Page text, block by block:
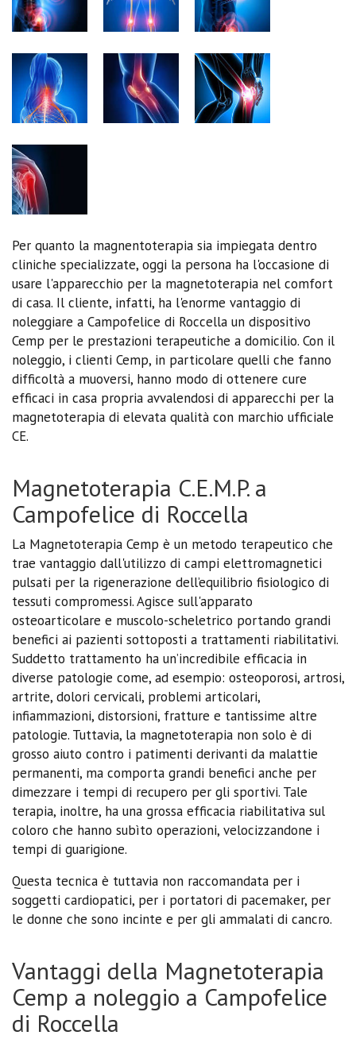
Per quanto la magnentoterapia sia impiegata dentro
cliniche specializzate, oggi la persona ha l'occasione di
usare l'apparecchio per la magnetoterapia nel comfort
di casa. Il cliente, infatti, ha l'enorme vantaggio di
noleggiare a Campofelice di Roccella un dispositivo
Cemp per le prestazioni terapeutiche a domicilio. Con il
noleggio, i clienti Cemp, in particolare quelli che fanno
difficoltà a muoversi, hanno modo di ottenere cure
efficaci in casa propria avvalendosi di apparecchi per la
magnetoterapia di elevata qualità con marchio ufficiale
CE.
Magnetoterapia C.E.M.P. a
Campofelice di Roccella
La Magnetoterapia Cemp è un metodo terapeutico che
trae vantaggio dall'utilizzo di campi elettromagnetici
pulsati per la rigenerazione dell’equilibrio fisiologico di
tessuti compromessi. Agisce sull'apparato
osteoarticolare e muscolo-scheletrico portando grandi
benefici ai pazienti sottoposti a trattamenti riabilitativi.
Suddetto trattamento ha un’incredibile efficacia in
diverse patologie come, ad esempio: osteoporosi, artrosi,
artrite, dolori cervicali, problemi articolari,
infiammazioni, distorsioni, fratture e tantissime altre
patologie. Tuttavia, la magnetoterapia non solo è di
grosso aiuto contro i patimenti derivanti da malattie
permanenti, ma comporta grandi benefici anche per
dimezzare i tempi di recupero per gli sportivi. Tale
terapia, inoltre, ha una grossa efficacia riabilitativa sul
coloro che hanno subìto operazioni, velocizzandone i
tempi di guarigione.
Questa tecnica è tuttavia non raccomandata per i
soggetti cardiopatici, per i portatori di pacemaker, per
le donne che sono incinte e per gli ammalati di cancro.
Vantaggi della Magnetoterapia
Cemp a noleggio a Campofelice
di Roccella